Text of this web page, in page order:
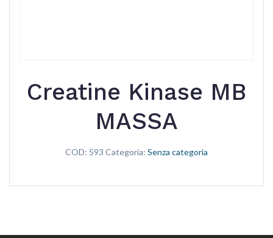
Creatine Kinase MB
MASSA
COD: 593 Categoria: Senza categoria